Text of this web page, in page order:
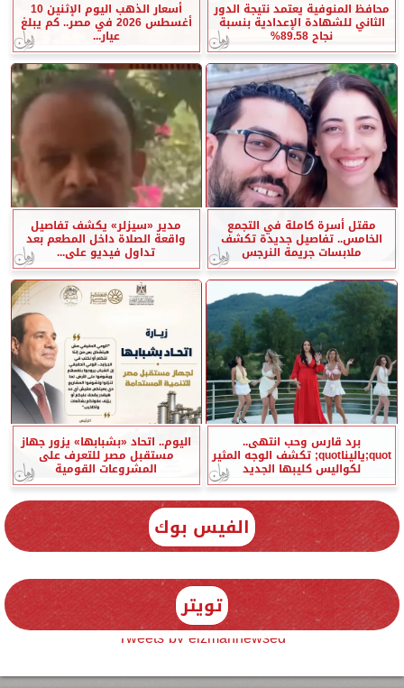
محافظ المنوفية يعتمد نتيجة الدور
الثاني للشهادة الإعدادية بنسبة
نجاح 89.58%
أسعار الذهب اليوم الإثنين 10
أغسطس 2026 في مصر.. كم يبلغ
عيار...
مقتل أسرة كاملة في التجمع
الخامس.. تفاصيل جديدة تكشف
ملابسات جريمة النرجس
مدير «سيزلر» يكشف تفاصيل
واقعة الصلاة داخل المطعم بعد
تداول فيديو على...
برد قارس وحب انتهى..
quot;ياليناquot; تكشف الوجه المثير
لكواليس كليبها الجديد
اليوم.. اتحاد «بشبابها» يزور جهاز
مستقبل مصر للتعرف على
المشروعات القومية
الفيس بوك
تويتر
Tweets by elzmannewseg